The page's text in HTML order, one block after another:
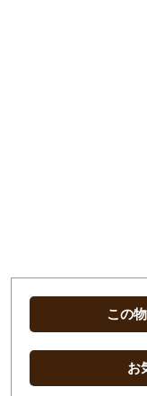
この
お